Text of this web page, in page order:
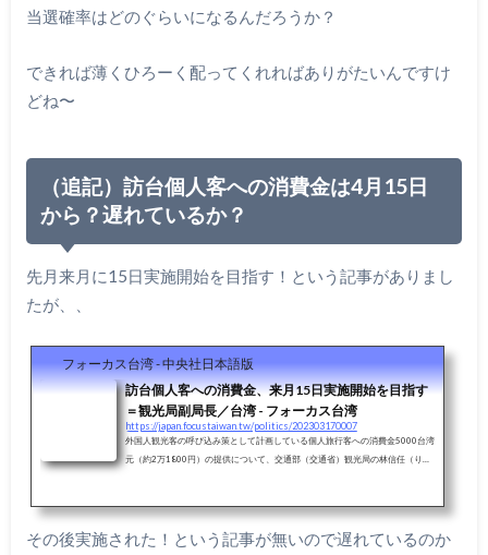
当選確率はどのぐらいになるんだろうか？
できれば薄くひろーく配ってくれればありがたいんですけ
どね〜
（追記）訪台個人客への消費金は4月15日
から？遅れているか？
先月来月に15日実施開始を目指す！という記事がありまし
たが、、
フォーカス台湾 - 中央社日本語版
訪台個人客への消費金、来月15日実施開始を目指す
＝観光局副局長／台湾 - フォーカス台湾
https://japan.focustaiwan.tw/politics/202303170007
外国人観光客の呼び込み策として計画している個人旅行客への消費金5000台湾
元（約2万1800円）の提供について、交通部（交通省）観光局の林信任（りん
その後実施された！という記事が無いので遅れているのか